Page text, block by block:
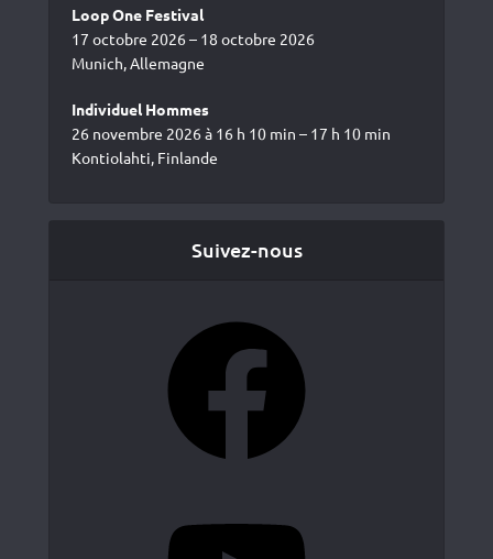
Loop One Festival
17 octobre 2026 – 18 octobre 2026
Munich, Allemagne
Individuel Hommes
26 novembre 2026 à 16 h 10 min – 17 h 10 min
Kontiolahti, Finlande
Suivez-nous